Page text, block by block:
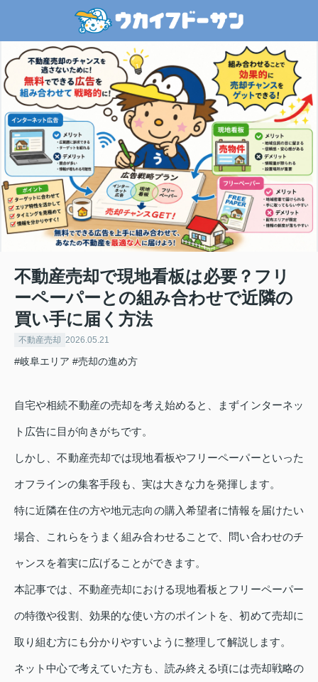
不動産売却で現地看板は必要？フリ
ーペーパーとの組み合わせで近隣の
買い手に届く方法
不動産売却 2026.05.21
#岐阜エリア #売却の進め方
自宅や相続不動産の売却を考え始めると、まずインターネッ
ト広告に目が向きがちです。
しかし、不動産売却では現地看板やフリーペーパーといった
オフラインの集客手段も、実は大きな力を発揮します。
特に近隣在住の方や地元志向の購入希望者に情報を届けたい
場合、これらをうまく組み合わせることで、問い合わせのチ
ャンスを着実に広げることができます。
本記事では、不動産売却における現地看板とフリーペーパー
の特徴や役割、効果的な使い方のポイントを、初めて売却に
取り組む方にも分かりやすいように整理して解説します。
ネット中心で考えていた方も、読み終える頃には売却戦略の